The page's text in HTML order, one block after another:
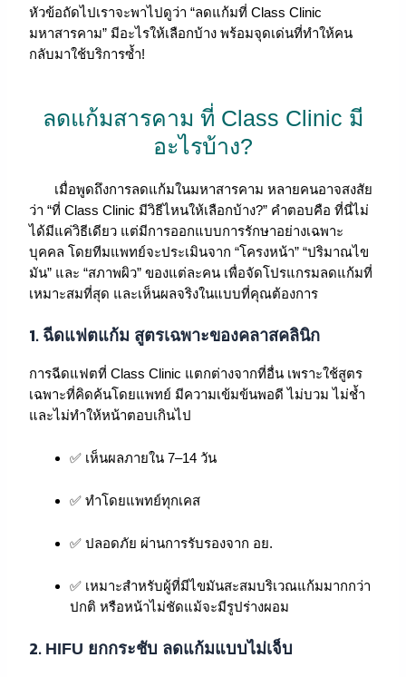
หัวข้อถัดไปเราจะพาไปดูว่า “ลดแก้มที่ Class Clinic
มหาสารคาม” มีอะไรให้เลือกบ้าง พร้อมจุดเด่นที่ทำให้คน
กลับมาใช้บริการซ้ำ!
ลดแก้มสารคาม ที่ Class Clinic มี
อะไรบ้าง?
เมื่อพูดถึงการลดแก้มในมหาสารคาม หลายคนอาจสงสัย
ว่า “ที่ Class Clinic มีวิธีไหนให้เลือกบ้าง?” คำตอบคือ ที่นี่ไม่
ได้มีแค่วิธีเดียว แต่มีการออกแบบการรักษาอย่างเฉพาะ
บุคคล โดยทีมแพทย์จะประเมินจาก “โครงหน้า” “ปริมาณไข
มัน” และ “สภาพผิว” ของแต่ละคน เพื่อจัดโปรแกรมลดแก้มที่
เหมาะสมที่สุด และเห็นผลจริงในแบบที่คุณต้องการ
1. ฉีดแฟตแก้ม สูตรเฉพาะของคลาสคลินิก
การฉีดแฟตที่ Class Clinic แตกต่างจากที่อื่น เพราะใช้สูตร
เฉพาะที่คิดค้นโดยแพทย์ มีความเข้มข้นพอดี ไม่บวม ไม่ช้ำ
และไม่ทำให้หน้าตอบเกินไป
✅ เห็นผลภายใน 7–14 วัน
✅ ทำโดยแพทย์ทุกเคส
✅ ปลอดภัย ผ่านการรับรองจาก อย.
✅ เหมาะสำหรับผู้ที่มีไขมันสะสมบริเวณแก้มมากกว่า
ปกติ หรือหน้าไม่ชัดแม้จะมีรูปร่างผอม
2. HIFU ยกกระชับ ลดแก้มแบบไม่เจ็บ